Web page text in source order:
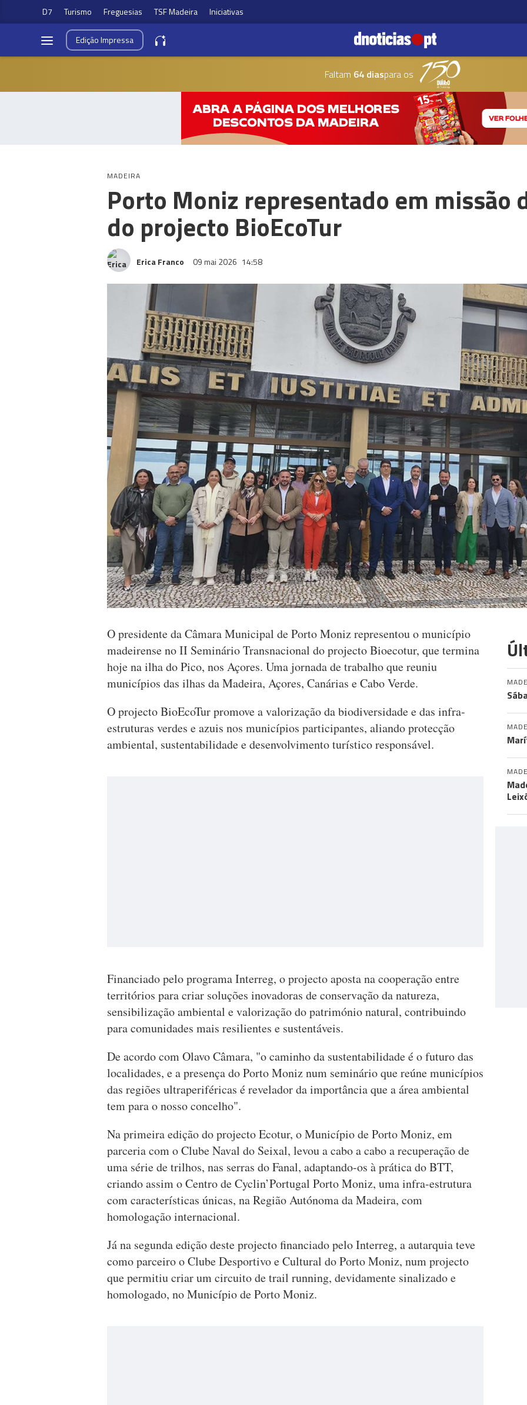
D7 Turismo Freguesias TSF Madeira Iniciativas
EdiçãoImpressa
Faltam 64 diaspara os
MADEIRA
Porto Moniz representado em missão
do projecto BioEcoTur
Erica Franco 09 mai 2026 14:58
O presidente da Câmara Municipal de Porto Moniz representou o município
madeirense no II Seminário Transnacional do projecto Bioecotur, que termina
hoje na ilha do Pico, nos Açores. Uma jornada de trabalho que reuniu
municípios das ilhas da Madeira, Açores, Canárias e Cabo Verde.
O projecto BioEcoTur promove a valorização da biodiversidade e das infra-
estruturas verdes e azuis nos municípios participantes, aliando protecção
ambiental, sustentabilidade e desenvolvimento turístico responsável.
Financiado pelo programa Interreg, o projecto aposta na cooperação entre
territórios para criar soluções inovadoras de conservação da natureza,
sensibilização ambiental e valorização do património natural, contribuindo
para comunidades mais resilientes e sustentáveis.
De acordo com Olavo Câmara, "o caminho da sustentabilidade é o futuro das
localidades, e a presença do Porto Moniz num seminário que reúne municípios
das regiões ultraperiféricas é revelador da importância que a área ambiental
tem para o nosso concelho".
Na primeira edição do projecto Ecotur, o Município de Porto Moniz, em
parceria com o Clube Naval do Seixal, levou a cabo a cabo a recuperação de
uma série de trilhos, nas serras do Fanal, adaptando-os à prática do BTT,
criando assim o Centro de Cyclin’Portugal Porto Moniz, uma infra-estrutura
com características únicas, na Região Autónoma da Madeira, com
homologação internacional.
Já na segunda edição deste projecto financiado pelo Interreg, a autarquia teve
como parceiro o Clube Desportivo e Cultural do Porto Moniz, num projecto
que permitiu criar um circuito de trail running, devidamente sinalizado e
homologado, no Município de Porto Moniz.